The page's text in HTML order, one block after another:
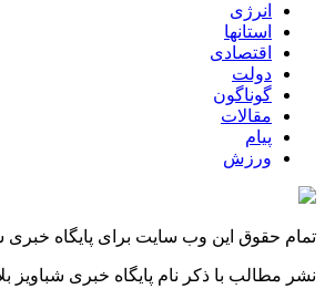
انرژی
استانها
اقتصادی
دولت
گوناگون
مقالات
پیام
ورزش
تمام حقوق این وب سایت برای پایگاه
نشر مطالب با ذکر نام پایگاه خبری شباویز